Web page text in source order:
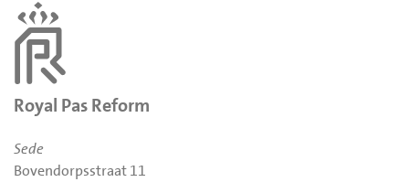
Royal Pas Reform
Sede
Bovendorpsstraat 11